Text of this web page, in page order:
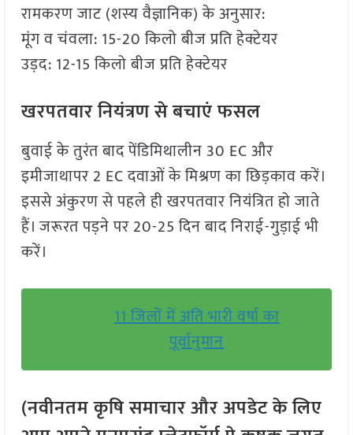
रामकरण जाट (शस्य वैज्ञानिक) के अनुसार:
मूंग व चंवला: 15-20 किलो बीज प्रति हेक्टेयर
उड़द: 12-15 किलो बीज प्रति हेक्टेयर
खरपतवार नियंत्रण से बचाएं फसल
बुवाई के तुरंत बाद पेंडिमिथालीन 30 EC और
इमीजाथापर 2 EC दवाओं के मिश्रण का छिड़काव करें।
इससे अंकुरण से पहले ही खरपतवार नियंत्रित हो जाते
हैं। जरूरत पड़ने पर 20-25 दिन बाद निराई-गुड़ाई भी
करें।
11 जिलों में अति भारी वर्षा का
पूर्वानुमान
(नवीनतम कृषि समाचार और अपडेट के लिए